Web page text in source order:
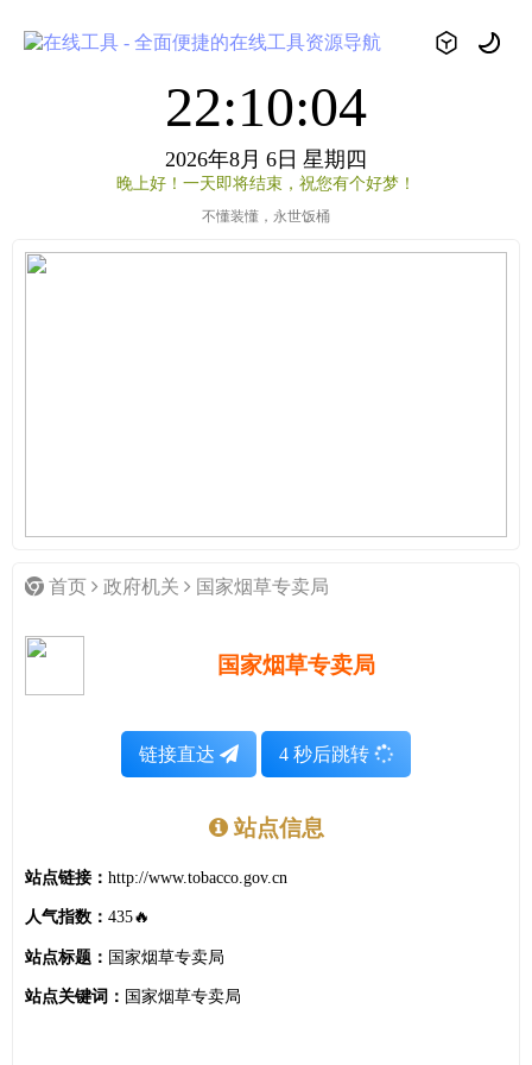
22:10:04
2026年8月 6日 星期四
晚上好！一天即将结束，祝您有个好梦！
不懂装懂，永世饭桶
首页 政府机关 国家烟草专卖局
国家烟草专卖局
链接直达 4 秒后跳转
站点信息
站点链接： http://www.tobacco.gov.cn
人气指数： 435🔥
站点标题： 国家烟草专卖局
站点关键词： 国家烟草专卖局